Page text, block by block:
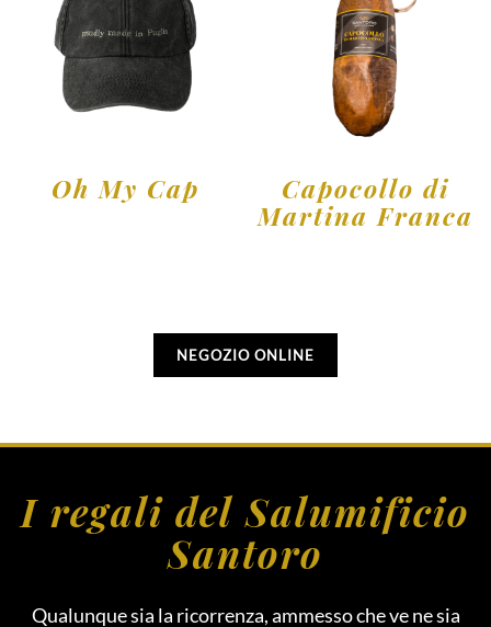
Oh My Cap
Capocollo di
Martina Franca
NEGOZIO ONLINE
I regali del Salumificio
Santoro
Qualunque sia la ricorrenza, ammesso che ve ne sia